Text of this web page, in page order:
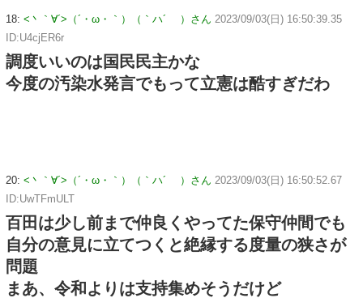
18: <丶｀∀´>（´・ω・｀）（｀ハ´ ）さん 2023/09/03(日) 16:50:39.35
ID:U4cjER6r
調度いいのは国民民主かな
今度の汚染水発言でもって立憲は酷すぎだわ
20: <丶｀∀´>（´・ω・｀）（｀ハ´ ）さん 2023/09/03(日) 16:50:52.67
ID:UwTFmULT
百田は少し前まで仲良くやってた保守仲間でも
自分の意見に立てつくと絶縁する度量の狭さが
問題
まあ、令和よりは支持集めそうだけど